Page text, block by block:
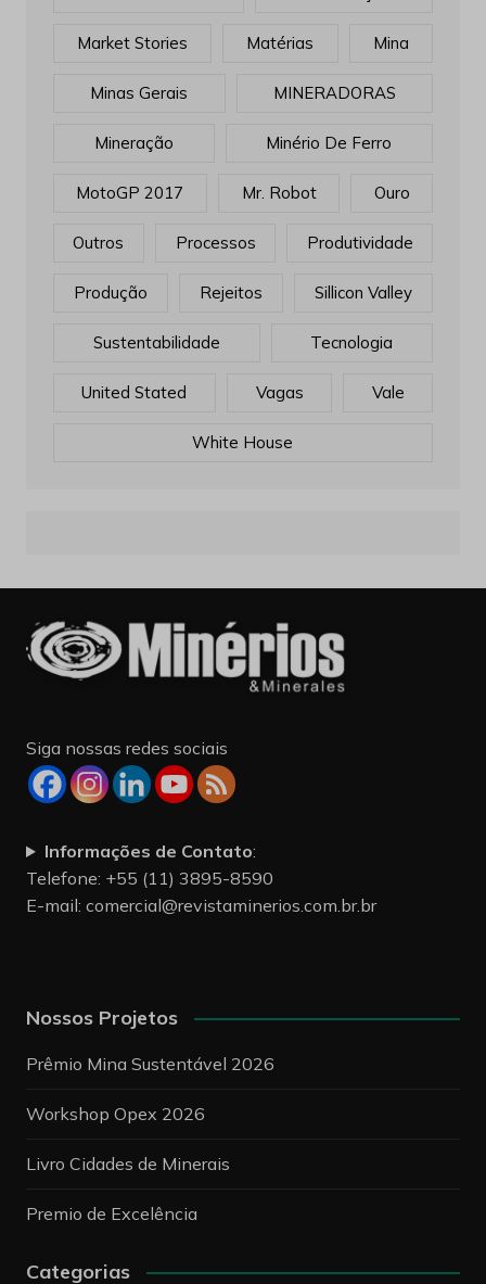
Mineração Minério De Ferro
MotoGP 2017 Mr. Robot Ouro
Outros Produtividade
Produção Rejeitos Sillicon Valley
Sustentabilidade Tecnologia
United Stated Vale
White House
Siga nossas redes sociais
Informações de Contato
Telefone: +55 (11) 3895-8590
E-mail:comercial@revistaminerios.com.br.br
Nossos Projetos
Workshop Opex 2026
Livro Cidades de Minerais
Premio de Excelência
Categorias
Categorias